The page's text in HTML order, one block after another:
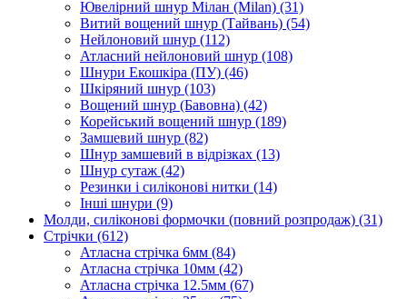
Ювелірний шнур Мілан (Milan) (31)
Витий вощений шнур (Тайвань) (54)
Нейлоновий шнур (112)
Атласний нейлоновий шнур (108)
Шнури Екошкіра (ПУ) (46)
Шкіряний шнур (103)
Вощений шнур (Бавовна) (42)
Корейський вощений шнур (189)
Замшевий шнур (82)
Шнур замшевий в відрізках (13)
Шнур сутаж (42)
Резинки і силіконові нитки (14)
Інші шнури (9)
Молди, силіконові формочки (повний розпродаж) (31)
Стрічки (612)
Атласна стрічка 6мм (84)
Атласна стрічка 10мм (42)
Атласна стрічка 12.5мм (67)